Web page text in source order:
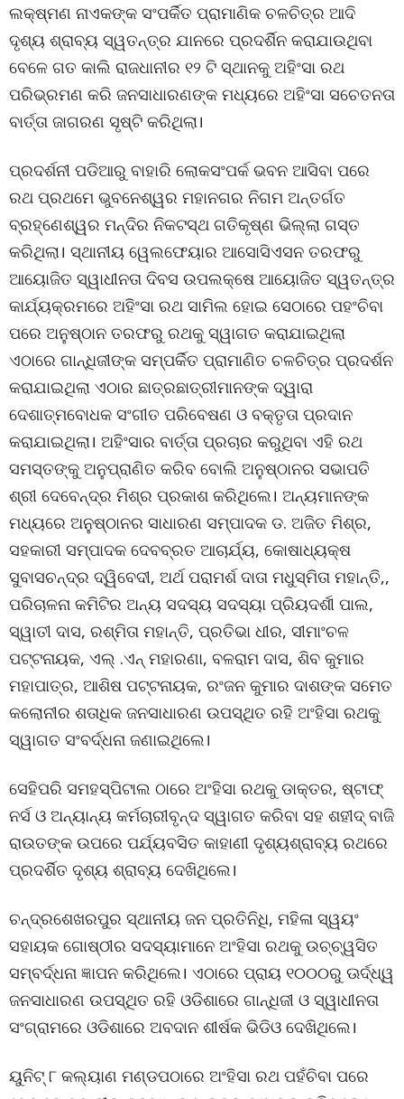
ଲକ୍ଷ୍ମଣ ନାଏକଙ୍କ ସଂପର୍କିତ ପ୍ରାମାଣିକ ଚଳଚିତ୍ର ଆଦି
ଦୃଶ୍ୟ ଶ୍ରାବ୍ୟ ସ୍ୱତନ୍ତ୍ର ଯାନରେ ପ୍ରଦର୍ଶିନ କରାଯାଉଥିବା
ବେଳେ ଗତ କାଲି ରାଜଧାନୀର ୧୨ ଟି ସ୍ଥାନକୁ ଅହିଂସା ରଥ
ପରିଭ୍ରମଣ କରି ଜନସାଧାରଣଙ୍କ ମଧ୍ୟରେ ଅହିଂସା ସଚେତନତା
ବାର୍ତ୍ତା ଜାଗରଣ ସୃଷ୍ଟି କରିଥିଲା।
ପ୍ରଦର୍ଶନୀ ପଡିଆରୁ ବାହାରି ଲୋକସଂପର୍କ ଭବନ ଆସିବା ପରେ
ରଥ ପ୍ରଥମେ ଭୁବନେଶ୍ୱର ମହାନଗର ନିଗମ ଅନ୍ତର୍ଗତ
ବ୍ରହ୍ଣେଶ୍ୱର ମନ୍ଦିର ନିକଟସ୍ଥ ଗତିକୃଷ୍ଣ ଭିଲ୍ଲା ଗସ୍ତ
କରିଥିଲା। ସ୍ଥାନୀୟ ୱେଲଫେୟାର ଆସୋସିଏସନ ତରଫରୁ
ଆୟୋଜିତ ସ୍ୱାଧୀନତା ଦିବସ ଉପଲକ୍ଷେ ଆୟୋଜିତ ସ୍ୱତନ୍ତ୍ର
କାର୍ଯ୍ୟକ୍ରମରେ ଅହିଂସା ରଥ ସାମିଲ ହୋଇ ସେଠାରେ ପହଂଚିବା
ପରେ ଅନୁଷ୍ଠାନ ତରଫରୁ ରଥକୁ ସ୍ୱାଗତ କରାଯାଇଥିଲା
ଏଠାରେ ଗାନ୍ଧିଜୀଙ୍କ ସମ୍ପର୍କିତ ପ୍ରାମାଣିତ ଚଳଚିତ୍ର ପ୍ରଦର୍ଶନ
କରାଯାଇଥିଲା ଏଠାର ଛାତ୍ରଛାତ୍ରୀମାନଙ୍କ ଦ୍ୱାରା
ଦେଶାତ୍ମବୋଧକ ସଂଗୀତ ପରିବେଷଣ ଓ ବକ୍ତୃତା ପ୍ରଦାନ
କରାଯାଇଥିଲା। ଅହିଂସାର ବାର୍ତ୍ତା ପ୍ରଚାର କରୁଥିବା ଏହି ରଥ
ସମସ୍ତଙ୍କୁ ଅନୁପ୍ରାଣିତ କରିବ ବୋଲି ଅନୁଷ୍ଠାନର ସଭାପତି
ଶ୍ରୀ ଦେବେନ୍ଦ୍ର ମିଶ୍ର ପ୍ରକାଶ କରିଥିଲେ। ଅନ୍ୟମାନଙ୍କ
ମଧ୍ୟରେ ଅନୁଷ୍ଠାନର ସାଧାରଣ ସମ୍ପାଦକ ଡ. ଅଜିତ ମିଶ୍ର,
ସହକାରୀ ସମ୍ପାଦକ ଦେବବ୍ରତ ଆଚାର୍ଯ୍ୟ, କୋଷାଧ୍ୟକ୍ଷ
ସୁବାସଚନ୍ଦ୍ର ଦ୍ୱିବେଦୀ, ଅର୍ଥ ପରାମର୍ଶ ଦାତା ମଧୁସ୍ମିତା ମହାନ୍ତି,,
ପରିଚାଳନା କମିଟିର ଅନ୍ୟ ସଦସ୍ୟ ସଦସ୍ୟା ପ୍ରିୟଦର୍ଶୀ ପାଲ,
ସ୍ୱାତୀ ଦାସ, ରଶ୍ମିତା ମହାନ୍ତି, ପ୍ରତିଭା ଧୀର, ସୀମାଂଚଳ
ପଟ୍ଟନାୟକ, ଏଲ୍ .ଏନ୍ ମହାରଣା, ବଳରାମ ଦାସ, ଶିବ କୁମାର
ମହାପାତ୍ର, ଆଶିଷ ପଟ୍ଟନାୟକ, ରଂଜନ କୁମାର ଦାଶଙ୍କ ସମେତ
କଲୋନୀର ଶତାଧିକ ଜନସାଧାରଣ ଉପସ୍ଥିତ ରହି ଅଂହିସା ରଥକୁ
ସ୍ୱାଗତ ସଂବର୍ଦ୍ଧନା ଜଣାଇଥିଲେ।
ସେହିପରି ସମହସ୍ପିଟାଲ ଠାରେ ଅଂହିସା ରଥକୁ ଡାକ୍ତର, ଷ୍ଟାଫ୍
ନର୍ସ ଓ ଅନ୍ୟାନ୍ୟ କର୍ମଚାରୀବୃନ୍ଦ ସ୍ୱାଗତ କରିବା ସହ ଶହୀଦ୍ ବାଜି
ରାଉତଙ୍କ ଉପରେ ପର୍ଯ୍ୟବସିତ କାହାଣୀ ଦୃଶ୍ୟଶ୍ରାବ୍ୟ ରଥରେ
ପ୍ରଦର୍ଶିତ ଦୃଶ୍ୟ ଶ୍ରାବ୍ୟ ଦେଖିଥିଲେ।
ଚନ୍ଦ୍ରଶେଖରପୁର ସ୍ଥାନୀୟ ଜନ ପ୍ରତିନିଧି, ମହିଳା ସ୍ୱୟଂ
ସହାୟକ ଗୋଷ୍ଠୀର ସଦସ୍ୟାମାନେ ଅଂହିସା ରଥକୁ ଉଚ୍ଚ୍ୱସିତ
ସମ୍ବର୍ଦ୍ଧନା ଜ୍ଞାପନ କରିଥିଲେ। ଏଠାରେ ପ୍ରାୟ ୧୦୦୦ରୁ ଊର୍ଦ୍ଧ୍ୱ
ଜନସାଧାରଣ ଉପସ୍ଥିତ ରହି ଓଡିଶାରେ ଗାନ୍ଧିଜୀ ଓ ସ୍ୱାଧୀନତା
ସଂଗ୍ରାମରେ ଓଡିଶାରେ ଅବଦାନ ଶୀର୍ଷକ ଭିଡିଓ ଦେଖିଥିଲେ।
ୟୁନିଟ୍ ୮ କଲ୍ୟାଣ ମଣ୍ଡପଠାରେ ଅଂହିସା ରଥ ପହଁଚିବା ପରେ